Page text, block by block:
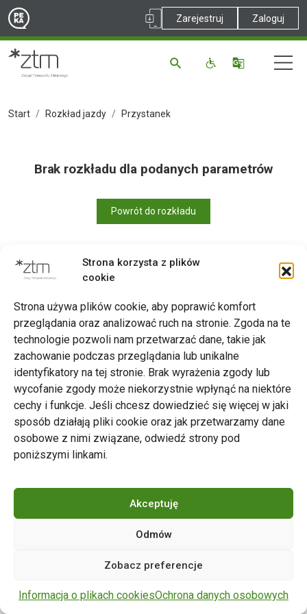
Strona korzysta z plików
cookie
Strona używa plików cookie, aby poprawić komfort
przeglądania oraz analizować ruch na stronie. Zgoda na te
technologie pozwoli nam przetwarzać dane, takie jak
zachowanie podczas przeglądania lub unikalne
identyfikatory na tej stronie. Brak wyrażenia zgody lub
wycofanie zgody może niekorzystnie wpłynąć na niektóre
cechy i funkcje. Jeśli chcesz dowiedzieć się więcej w jaki
sposób działają pliki cookie oraz jak przetwarzamy dane
osobowe z nimi związane, odwiedź strony pod
poniższymi linkami.
Akceptuję
Odmów
Zobacz preferencje
Informacja o plikach cookiesOchrona danych osobowych
Zarejestruj Zaloguj
Start Rozkład jazdy Przystanek
Brak rozkładu dla podanych parametrów
Powrót do rozkładu
Zarząd Transportu Miejskiego w Poznaniu
Napisz do nas
tel. 61 646 33 44
ul. Matejki 59, 60-770 Poznań
zastrzeżone.